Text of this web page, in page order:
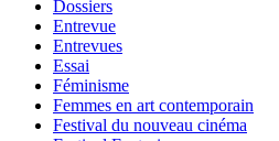
Dossiers
Entrevue
Entrevues
Essai
Féminisme
Femmes en art contemporain
Festival du nouveau cinéma